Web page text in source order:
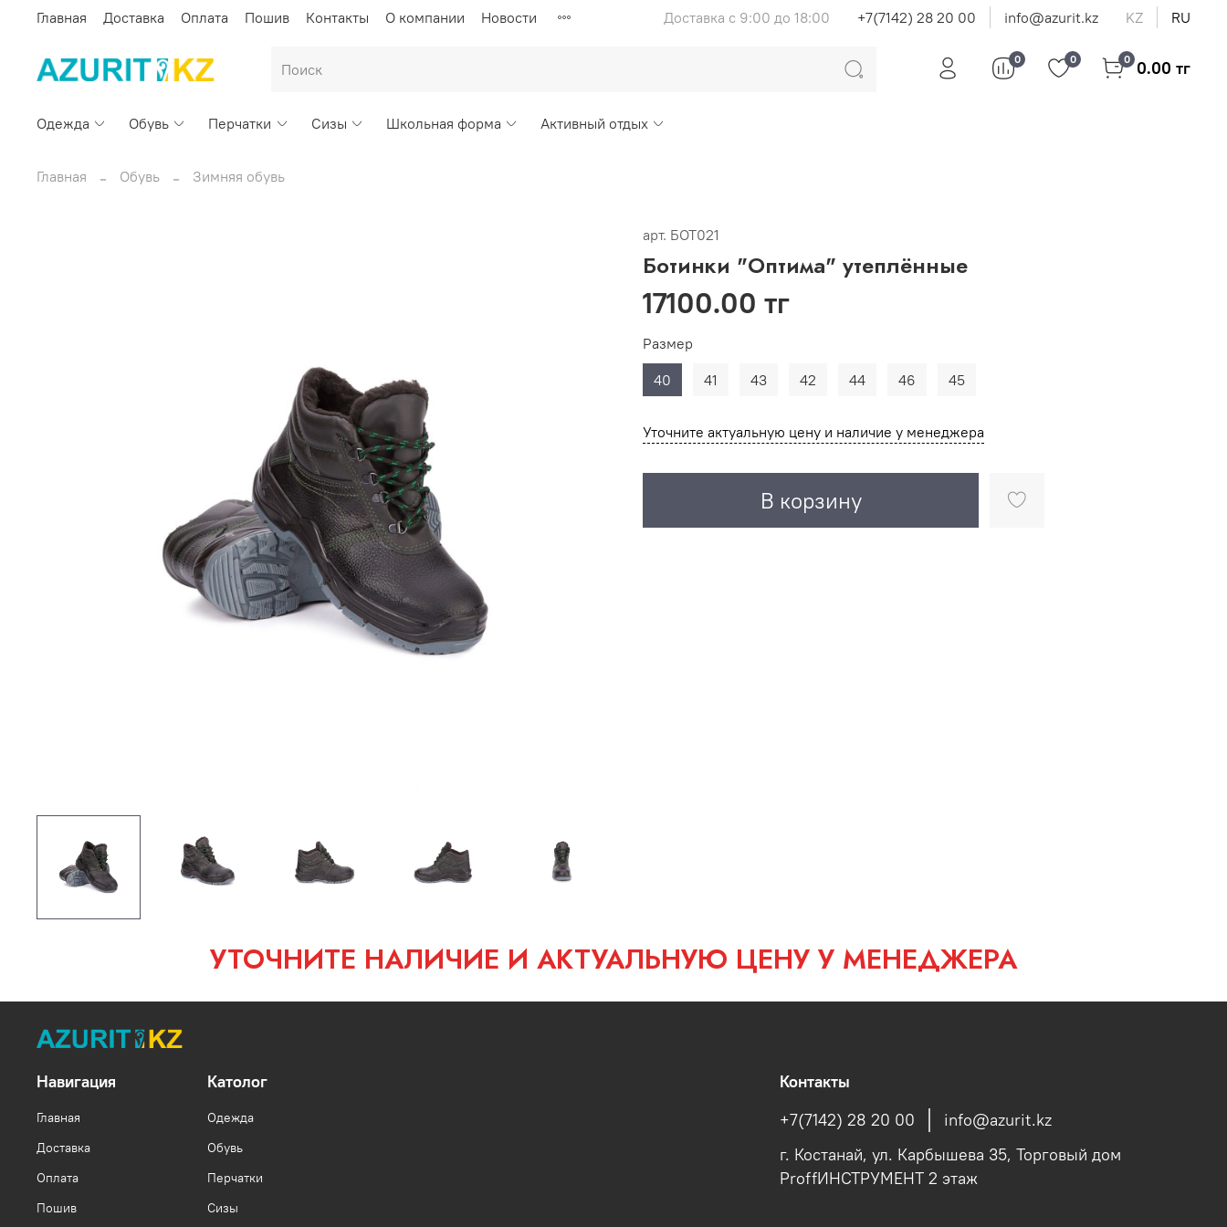
Главная Доставка Оплата Пошив Контакты О компании Новости Доставка с 9:00 до 18:00 +7(7142) 28 20 00 info@azurit.kz KZ RU
0 0 0 0.00 тг
Одежда Обувь Перчатки Сизы Школьная форма Активный отдых
Главная Обувь Зимняя обувь
арт. БОТ021
Ботинки "Оптима" утеплённые
17100.00 тг
Уточните актуальную цену и наличие у менеджера
В корзину
Размер
40
41 43 42 44 46 45
УТОЧНИТЕ НАЛИЧИЕ И АКТУАЛЬНУЮ ЦЕНУ У МЕНЕДЖЕРА
Навигация
Главная
Доставка
Оплата
Пошив
Католог
Одежда
Обувь
Перчатки
Сизы
Контакты
+7(7142) 28 20 00
info@azurit.kz
г. Костанай, ул. Карбышева 35, Торговый дом
ProffИНСТРУМЕНТ 2 этаж